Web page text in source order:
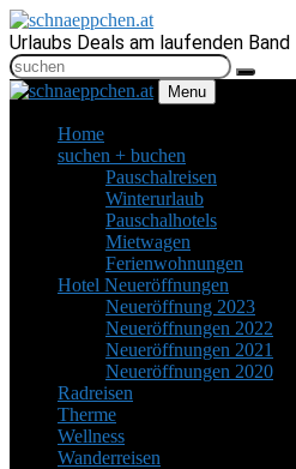
Urlaubs Deals am laufenden Band
Menu
Home
suchen + buchen
Pauschalreisen
Winterurlaub
Pauschalhotels
Mietwagen
Ferienwohnungen
Hotel Neueröffnungen
Neueröffnung 2023
Neueröffnungen 2022
Neueröffnungen 2021
Neueröffnungen 2020
Radreisen
Therme
Wellness
Wanderreisen